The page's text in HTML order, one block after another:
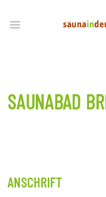
SAUNABAD
ANSCHRIFT